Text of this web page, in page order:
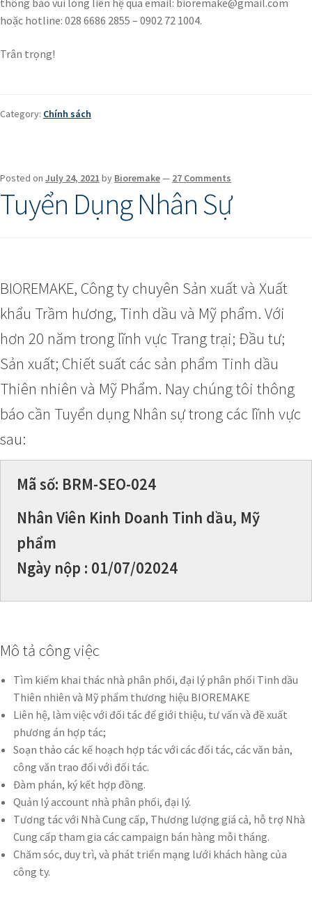
thông báo vui lòng liên hệ qua email: bioremake@gmail.com
hoặc hotline: 028 6686 2855 – 0902 72 1004.
Trân trọng!
Category: Chính sách
Posted on July 24, 2021 by Bioremake— 27 Comments
Tuyển Dụng Nhân Sự
BIOREMAKE, Công ty chuyên Sản xuất và Xuất
khẩu Trầm hương, Tinh dầu và Mỹ phẩm. Với
hơn 20 năm trong lĩnh vực Trang trại; Đầu tư;
Sản xuất; Chiết suất các sản phẩm Tinh dầu
Thiên nhiên và Mỹ Phẩm. Nay chúng tôi thông
báo cần Tuyển dụng Nhân sự trong các lĩnh vực
sau:
Mã số: BRM-SEO-024
Nhân Viên Kinh Doanh Tinh dầu, Mỹ
phẩm
Ngày nộp : 01/07/02024
Mô tả công việc
Tìm kiếm khai thác nhà phân phối, đại lý phân phối Tinh dầu
Thiên nhiên và Mỹ phẩm thương hiệu BIOREMAKE
Liên hệ, làm việc với đối tác để giới thiệu, tư vấn và đề xuất
phương án hợp tác;
Soạn thảo các kế hoạch hợp tác với các đối tác, các văn bản,
công văn trao đổi với đối tác.
Đàm phán, ký kết hợp đồng.
Quản lý account nhà phân phối, đại lý.
Tương tác với Nhà Cung cấp, Thương lượng giá cả, hỗ trợ Nhà
Cung cấp tham gia các campaign bán hàng mỗi tháng.
Chăm sóc, duy trì, và phát triển mạng lưới khách hàng của
công ty.